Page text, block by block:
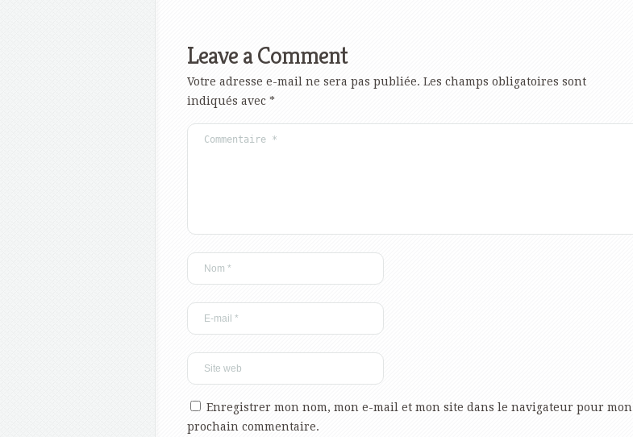
Leave a Comment
Votre adresse e-mail ne sera pas publiée. Les champs obligatoires sont
indiqués avec *
Enregistrer mon nom, mon e-mail et mon site dans le navigateur pour mon
prochain commentaire.